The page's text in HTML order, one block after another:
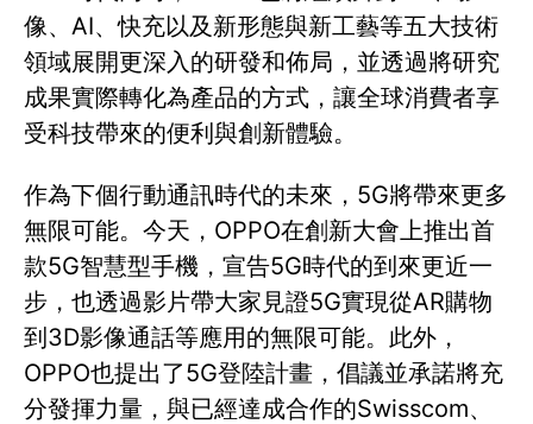
像、AI、快充以及新形態與新工藝等五大技術
領域展開更深入的研發和佈局，並透過將研究
成果實際轉化為產品的方式，讓全球消費者享
受科技帶來的便利與創新體驗。
作為下個行動通訊時代的未來，5G將帶來更多
無限可能。今天，OPPO在創新大會上推出首
款5G智慧型手機，宣告5G時代的到來更近一
步，也透過影片帶大家見證5G實現從AR購物
到3D影像通話等應用的無限可能。此外，
OPPO也提出了5G登陸計畫，倡議並承諾將充
分發揮力量，與已經達成合作的Swisscom、